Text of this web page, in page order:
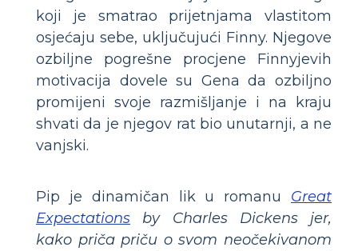
koji je smatrao prijetnjama vlastitom
osjećaju sebe, uključujući Finny. Njegove
ozbiljne pogrešne procjene Finnyjevih
motivacija dovele su Gena da ozbiljno
promijeni svoje razmišljanje i na kraju
shvati da je njegov rat bio unutarnji, a ne
vanjski.
Pip je dinamičan lik u romanu Great
Expectations by Charles Dickens jer,
kako priča priču o svom neočekivanom